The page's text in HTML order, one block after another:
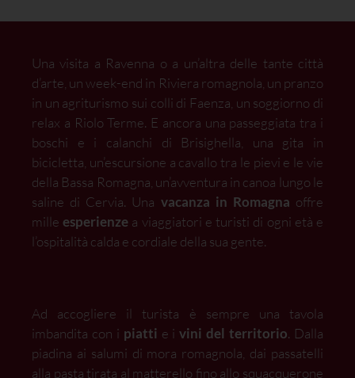
Una visita a Ravenna o a un’altra delle tante città
d’arte, un week-end in Riviera romagnola, un pranzo
in un agriturismo sui colli di Faenza, un soggiorno di
relax a Riolo Terme. E ancora una passeggiata tra i
boschi e i calanchi di Brisighella, una gita in
bicicletta, un’escursione a cavallo tra le pievi e le vie
della Bassa Romagna, un’avventura in canoa lungo le
saline di Cervia. Una vacanza in Romagna offre
mille esperienze a viaggiatori e turisti di ogni età e
l’ospitalità calda e cordiale della sua gente.
Ad accogliere il turista è sempre una tavola
imbandita con i piatti e ivini del territorio. Dalla
piadina ai salumi di mora romagnola, dai passatelli
alla pasta tirata al matterello fino allo squacquerone